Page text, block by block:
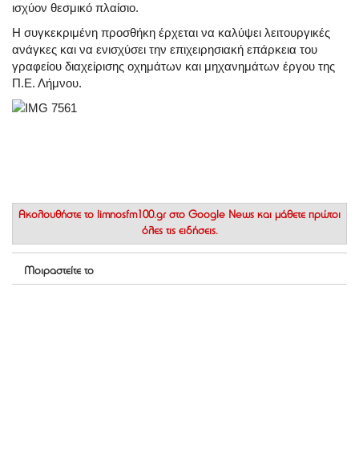
ισχύον θεσμικό πλαίσιο.
Η συγκεκριμένη προσθήκη έρχεται να καλύψει λειτουργικές
ανάγκες και να ενισχύσει την επιχειρησιακή επάρκεια του
γραφείου διαχείρισης οχημάτων και μηχανημάτων έργου της
Π.Ε. Λήμνου.
Ακολουθήστε το limnosfm100.gr στο Google News και μάθετε πρώτοι
όλες τις ειδήσεις.
Μοιραστείτε το